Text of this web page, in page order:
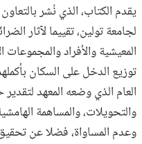
يقدم الكتاب، الذي نُشر بالتعاون
لجامعة تولين، تقييما لآثار
المعيشية والأفراد والمجموعات
توزيع الدخل على السكان
العام الذي وضعه المعهد
والتحويلات، والمساهمة
وعدم المساواة، فضلا عن تحقيق